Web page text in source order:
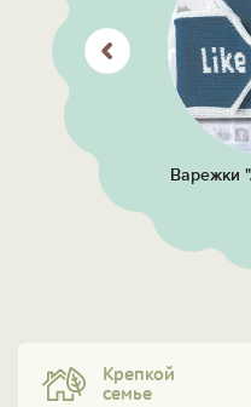
Варежки
Крепкой
семье